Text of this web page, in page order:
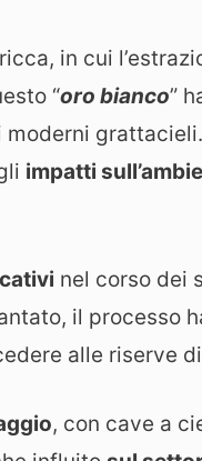
in cui
“oro bianco”
moderni
impatti
nel corso dei
il processo
alle riserve
, con cave a